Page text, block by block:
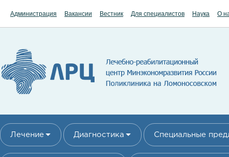
Администрация Вакансии Вестник Для специалистов Наука О
Лечение Диагностика Специальные